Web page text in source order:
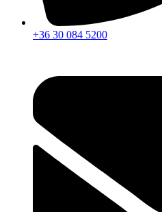
+36 30 084 5200